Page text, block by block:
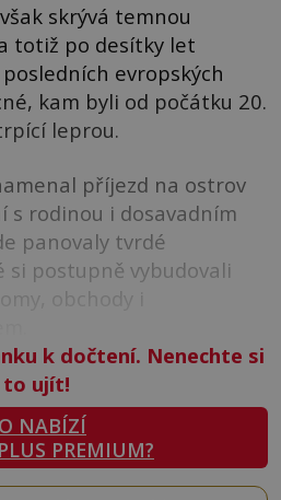
skrývá temnou
totiž po desítky let
evropských
kam byli od počátku 20.
leprou.
příjezd na ostrov
s rodinou i dosavadním
panovaly tvrdé
si postupně vybudovali
obchody i
k dočtení. Nenechte si
to ujít!
NABÍZÍ
PREMIUM?